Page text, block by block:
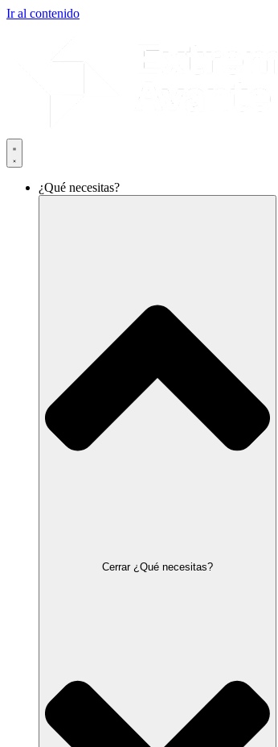
Ir al contenido
¿Qué necesitas?
Cerrar ¿Qué necesitas?